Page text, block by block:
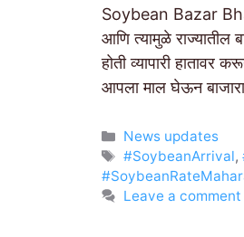
Soybean Bazar
आणि त्यामुळे राज्यातील
होती व्यापारी
आपला माल घेऊन
Categories
News updates
Tags
#SoybeanArrival,
Leave a comment